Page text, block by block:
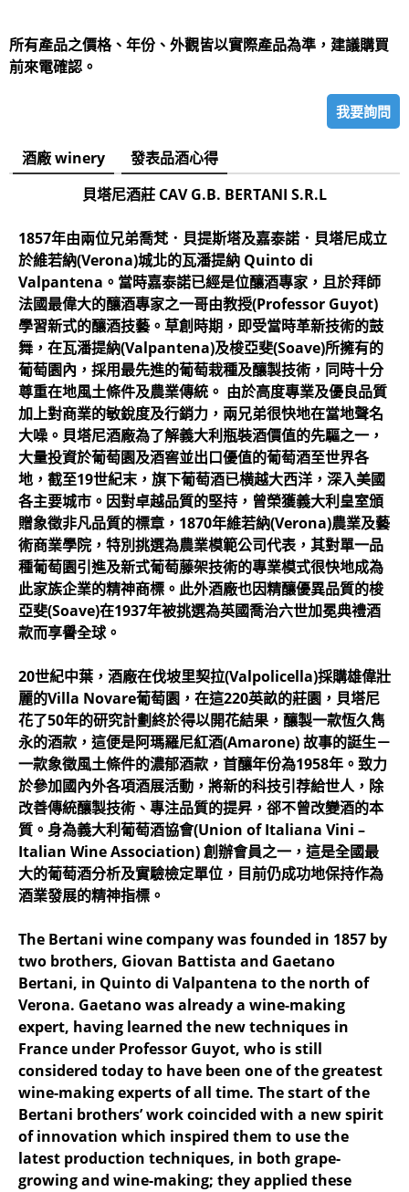
所有產品之價格、年份、外觀皆以實際產品為準，建議購買
前來電確認。
我要詢問
酒廠 winery
發表品酒心得
貝塔尼酒莊 CAV G.B. BERTANI S.R.L
1857年由兩位兄弟喬梵．貝提斯塔及嘉泰諾．貝塔尼成立
於維若納(Verona)城北的瓦潘提納 Quinto di
Valpantena。當時嘉泰諾已經是位釀酒專家，且於拜師
法國最偉大的釀酒專家之一哥由教授(Professor Guyot)
學習新式的釀酒技藝。草創時期，即受當時革新技術的鼓
舞，在瓦潘提納(Valpantena)及梭亞斐(Soave)所擁有的
葡萄園內，採用最先進的葡萄栽種及釀製技術，同時十分
尊重在地風土條件及農業傳統。 由於高度專業及優良品質
加上對商業的敏銳度及行銷力，兩兄弟很快地在當地聲名
大噪。貝塔尼酒廠為了解義大利瓶裝酒價值的先驅之一，
大量投資於葡萄園及酒窖並出口優值的葡萄酒至世界各
地，截至19世紀末，旗下葡萄酒已横越大西洋，深入美國
各主要城市。因對卓越品質的堅持，曾榮獲義大利皇室頒
贈象徵非凡品質的標章，1870年維若納(Verona)農業及藝
術商業學院，特別挑選為農業模範公司代表，其對單一品
種葡萄園引進及新式葡萄藤架技術的專業模式很快地成為
此家族企業的精神商標。此外酒廠也因精釀優異品質的梭
亞斐(Soave)在1937年被挑選為英國喬治六世加冕典禮酒
款而享譽全球。
20世紀中葉，酒廠在伐坡里契拉(Valpolicella)採購雄偉壯
麗的Villa Novare葡萄園，在這220英畝的莊園，貝塔尼
花了50年的研究計劃終於得以開花結果，釀製一款恆久雋
永的酒款，這便是阿瑪羅尼紅酒(Amarone) 故事的誔生－
一款象徵風土條件的濃郁酒款，首釀年份為1958年。致力
於參加國內外各項酒展活動，將新的科技引荐給世人，除
改善傳統釀製技術、專注品質的提昇，郤不曾改變酒的本
質。身為義大利葡萄酒協會(Union of Italiana Vini –
Italian Wine Association) 創辦會員之一，這是全國最
大的葡萄酒分析及實驗檢定單位，目前仍成功地保持作為
酒業發展的精神指標。
The Bertani wine company was founded in 1857 by
two brothers, Giovan Battista and Gaetano
Bertani, in Quinto di Valpantena to the north of
Verona. Gaetano was already a wine-making
expert, having learned the new techniques in
France under Professor Guyot, who is still
considered today to have been one of the greatest
wine-making experts of all time. The start of the
Bertani brothers’ work coincided with a new spirit
of innovation which inspired them to use the
latest production techniques, in both grape-
growing and wine-making; they applied these